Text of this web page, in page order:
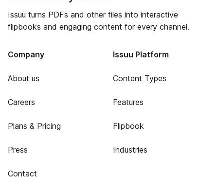
Issuu turns PDFs and other files into interactive
flipbooks and engaging content for every channel.
Company
About us
Careers
Plans & Pricing
Press
Contact
Issuu Platform
Content Types
Features
Flipbook
Industries